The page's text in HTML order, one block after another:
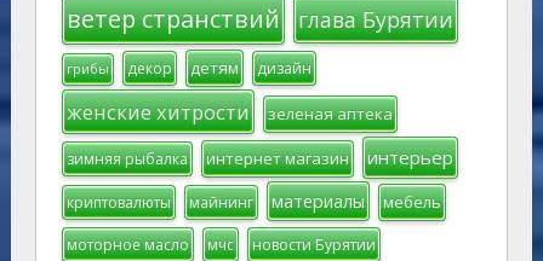
ветер странствий глава Бурятии
грибы декор детям дизайн
женские хитрости зеленая аптека
зимняя рыбалка интернет магазин интерьер
криптовалюты майнинг материалы мебель
моторное масло мчс новости Бурятии